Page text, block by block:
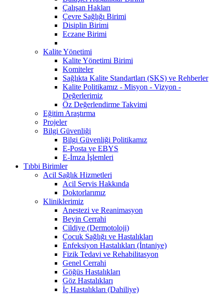
Çalışan Hakları
Çevre Sağlığı Birimi
Disiplin Birimi
Eczane Birimi
Kalite Yönetimi
Kalite Yönetimi Birimi
Komiteler
Sağlıkta Kalite Standartları (SKS) ve Rehberler
Kalite Politikamız - Misyon - Vizyon -
Değerlerimiz
Öz Değerlendirme Takvimi
Eğitim Araştırma
Projeler
Bilgi Güvenliği
Bilgi Güvenliği Politikamız
E-Posta ve EBYS
E-İmza İşlemleri
Tıbbi Birimler
Acil Sağlık Hizmetleri
Acil Servis Hakkında
Doktorlarımız
Kliniklerimiz
Anestezi ve Reanimasyon
Beyin Cerrahi
Cildiye (Dermotoloji)
Çocuk Sağlığı ve Hastalıkları
Enfeksiyon Hastalıkları (İntaniye)
Fizik Tedavi ve Rehabilitasyon
Genel Cerrahi
Göğüs Hastalıkları
Göz Hastalıkları
İç Hastalıkları (Dahiliye)